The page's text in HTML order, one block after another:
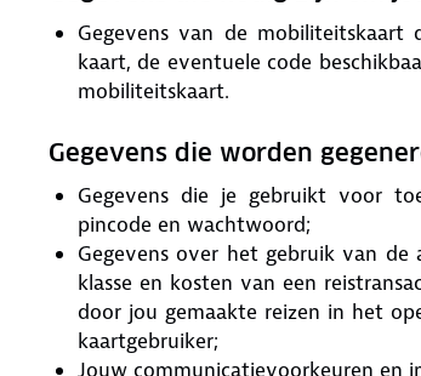
Gegevens van de
kaart, de eventuele code
mobiliteitskaart.
Gegevens die worden
Gegevens die je gebruikt voor
pincode en wachtwoord;
Gegevens over het gebruik van
klasse en kosten van een
door jou gemaakte reizen in het
kaartgebruiker;
Jouw communicatievoorkeuren en